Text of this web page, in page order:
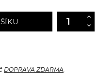
DOPRAVA ZDARMA